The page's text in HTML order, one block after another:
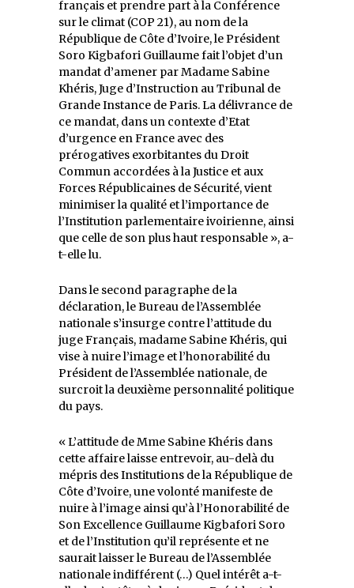
français et prendre part à la Conférence
sur le climat (COP 21), au nom de la
République de Côte d’Ivoire, le Président
Soro Kigbafori Guillaume fait l’objet d’un
mandat d’amener par Madame Sabine
Khéris, Juge d’Instruction au Tribunal de
Grande Instance de Paris. La délivrance de
ce mandat, dans un contexte d’Etat
d’urgence en France avec des
prérogatives exorbitantes du Droit
Commun accordées à la Justice et aux
Forces Républicaines de Sécurité, vient
minimiser la qualité et l’importance de
l’Institution parlementaire ivoirienne, ainsi
que celle de son plus haut responsable », a-
t-elle lu.
Dans le second paragraphe de la
déclaration, le Bureau de l’Assemblée
nationale s’insurge contre l’attitude du
juge Français, madame Sabine Khéris, qui
vise à nuire l’image et l’honorabilité du
Président de l’Assemblée nationale, de
surcroit la deuxième personnalité politique
du pays.
« L’attitude de Mme Sabine Khéris dans
cette affaire laisse entrevoir, au-delà du
mépris des Institutions de la République de
Côte d’Ivoire, une volonté manifeste de
nuire à l’image ainsi qu’à l’Honorabilité de
Son Excellence Guillaume Kigbafori Soro
et de l’Institution qu’il représente et ne
saurait laisser le Bureau de l’Assemblée
nationale indifférent (…) Quel intérêt a-t-